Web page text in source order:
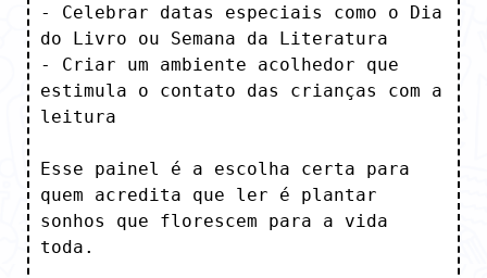
- Celebrar datas especiais como o Dia
do Livro ou Semana da Literatura
- Criar um ambiente acolhedor que
estimula o contato das crianças com a
leitura
Esse painel é a escolha certa para
quem acredita que ler é plantar
sonhos que florescem para a vida
toda.